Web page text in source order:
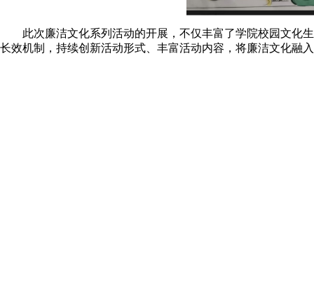
此次廉洁文化系列活动的开展，不仅丰富了学院校园文化
长效机制，持续创新活动形式、丰富活动内容，将廉洁文化融